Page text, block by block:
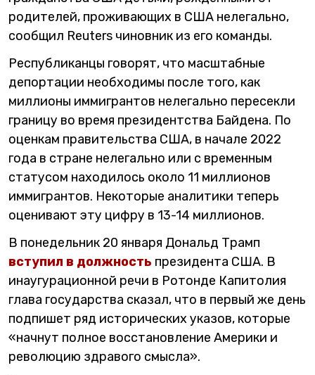
родителей, проживающих в США нелегально,
сообщил Reuters чиновник из его команды.
Республиканцы говорят, что масштабные
депортации необходимы после того, как
миллионы иммигрантов нелегально пересекли
границу во время президентства Байдена. По
оценкам правительства США, в начале 2022
года в стране нелегально или с временным
статусом находилось около 11 миллионов
иммигрантов. Некоторые аналитики теперь
оценивают эту цифру в 13-14 миллионов.
В понедельник 20 января Дональд Трамп
вступил в должность президента США. В
инаугурационной речи в Ротонде Капитолия
глава государства сказал, что в первый же день
подпишет ряд исторических указов, которые
«начнут полное восстановление Америки и
революцию здравого смысла».